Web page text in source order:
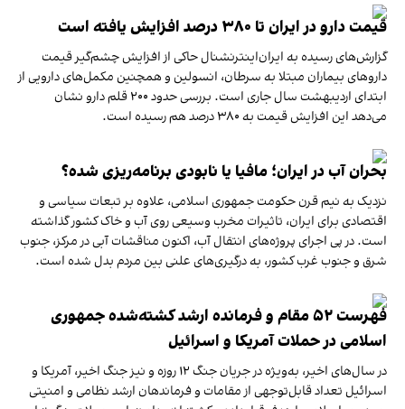
قیمت دارو در ایران تا ۳۸۰ درصد افزایش یافته است
گزارش‌های رسیده به ایران‌اینترنشنال حاکی از افزایش چشم‌گیر قیمت
داروهای بیماران مبتلا به سرطان، انسولین و همچنین مکمل‌های دارویی از
ابتدای اردیبهشت سال جاری است. بررسی حدود ۲۰۰ قلم دارو نشان
می‌دهد این افزایش قیمت به ۳۸۰ درصد هم رسیده است.
بحران آب در ایران؛ مافیا یا نابودی برنامه‌ریزی شده؟
نزدیک به نیم قرن حکومت جمهوری اسلامی، علاوه بر تبعات سیاسی و
اقتصادی برای ایران، تاثیرات مخرب وسیعی روی آب و خاک کشور گذاشته
است. در پی اجرای پروژه‌های انتقال آب، اکنون مناقشات آبی در مرکز، جنوب
شرق و جنوب غرب کشور، به درگیری‌های علنی بین مردم بدل شده است.
فهرست ۵۲ مقام و فرمانده ارشد کشته‌شده جمهوری
اسلامی در حملات آمریکا و اسرائیل
در سال‌های اخیر، به‌ویژه در جریان جنگ ۱۲ روزه و نیز جنگ اخیر، آمریکا و
اسرائیل تعداد قابل‌توجهی از مقامات و فرماندهان ارشد نظامی و امنیتی